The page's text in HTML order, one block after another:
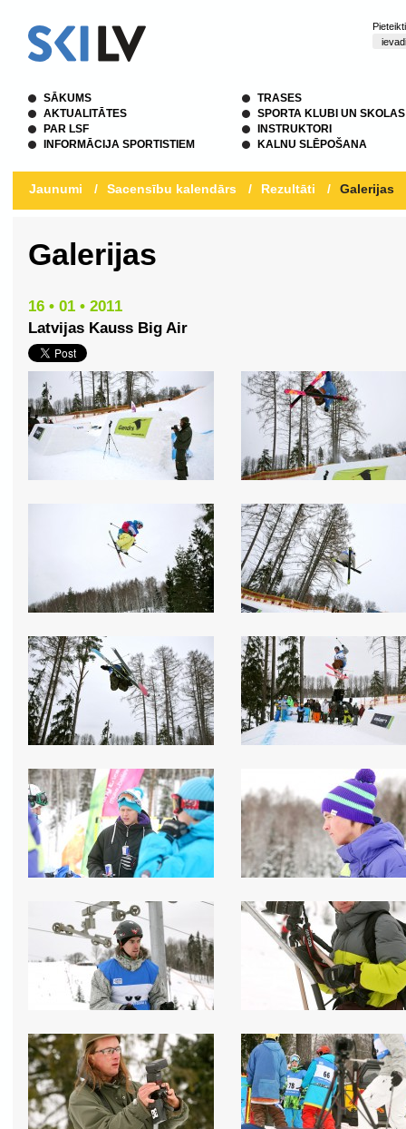
SĀKUMS
AKTUALITĀTES
PAR LSF
INFORMĀCIJA SPORTISTIEM
TRASES
SPORTA KLUBI UN SKOLAS
INSTRUKTORI
KALNU SLĒPOŠANA
Jaunumi / Sacensību kalendārs / Rezultāti / Galerijas
Galerijas
16 • 01 • 2011
Latvijas Kauss Big Air